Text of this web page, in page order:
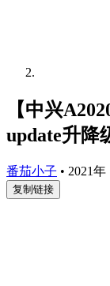
【中兴
update升降
番茄小子 • 2021年
复制链接